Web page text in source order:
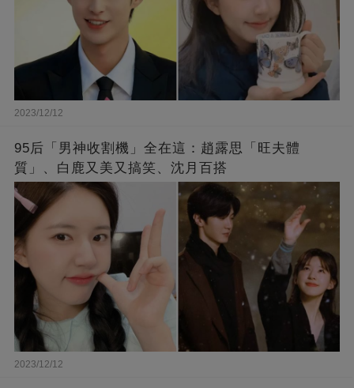
2023/12/12
95后「男神收割機」全在這：趙露思「旺夫體
質」、白鹿又美又搞笑、沈月百搭
2023/12/12